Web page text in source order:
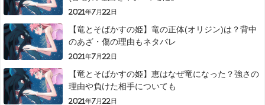
2021年7月22日
【竜とそばかすの姫】竜の正体(オリジン)は？背中
のあざ・傷の理由もネタバレ
2021年7月22日
【竜とそばかすの姫】恵はなぜ竜になった？強さの
理由や負けた相手についても
2021年7月22日